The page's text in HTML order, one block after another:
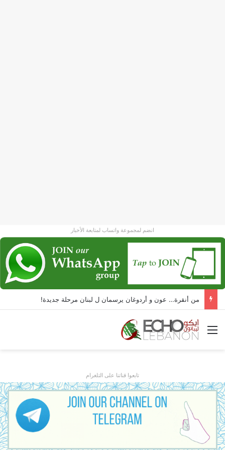
انضم لمجموعة واتساب لمتابعة الأخبار
من أنقرة… عون و أردوغان يرسمان ل لبنان مرحلة جديدة!
القائمة
تابعوا قناتنا على التلغرام